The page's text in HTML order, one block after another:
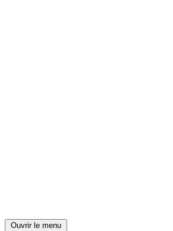
Ouvrir le menu